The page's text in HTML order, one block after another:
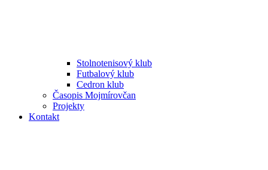
Stolnotenisový klub
Futbalový klub
Cedron klub
Časopis Mojmírovčan
Projekty
Kontakt